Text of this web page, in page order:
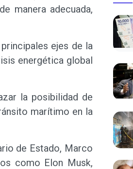
manera adecuada,
ejes de la
energética global
la posibilidad de
marítimo en la
de Estado, Marco
como Elon Musk,